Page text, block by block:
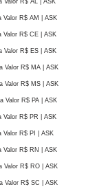
Valor R$ AL | ASK
Valor R$ AM | ASK
Valor R$ CE | ASK
Valor R$ ES | ASK
Valor R$ MA | ASK
Valor R$ MS | ASK
Valor R$ PA | ASK
Valor R$ PR | ASK
Valor R$ PI | ASK
Valor R$ RN | ASK
Valor R$ RO | ASK
Valor R$ SC | ASK